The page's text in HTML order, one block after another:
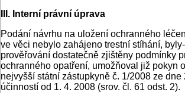
III. Interní právní úprava
Podání návrhu na uložení ochranného
ve věci nebylo zahájeno trestní stíhání,
prověřování dostatečně zjištěny podmínky
ochranného opatření, umožňoval již pokyn
nejvyšší státní zástupkyně č. 1/2008 ze dne
účinností od 1. 4. 2008 (srov. čl. 61 odst. 2).